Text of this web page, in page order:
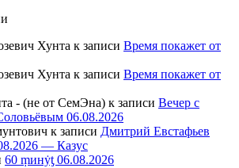
Хунта к записи Время покажет от
Хунта к записи Время покажет от
- (не от СемЭна) к записи Вечер с
06.08.2026
к записи Дмитрий Евстафьев
— Казус
60 ṃинẏƫ 06.08.2026